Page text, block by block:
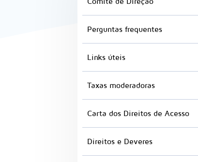
Perguntas frequentes
Links úteis
Taxas moderadoras
Carta dos Direitos de Acesso
Direitos e Deveres